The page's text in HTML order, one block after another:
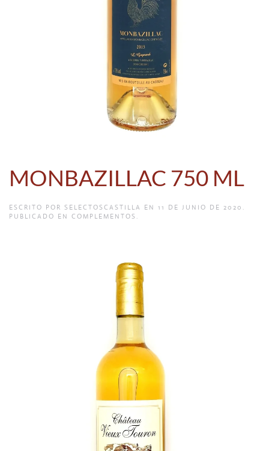
MONBAZILLAC 750 ML
ESCRITO POR SELECTOSCASTILLA EN 11 DE JUNIO DE 2020
PUBLICADO EN COMPLEMENTOS